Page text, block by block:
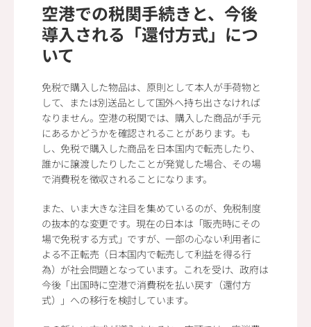
空港での税関手続きと、今後
導入される「還付方式」につ
いて
免税で購入した物品は、原則として本人が手荷物と
して、または別送品として国外へ持ち出さなければ
なりません。空港の税関では、購入した商品が手元
にあるかどうかを確認されることがあります。も
し、免税で購入した商品を日本国内で転売したり、
誰かに譲渡したりしたことが発覚した場合、その場
で消費税を徴収されることになります。
また、いま大きな注目を集めているのが、免税制度
の抜本的な変更です。現在の日本は「販売時にその
場で免税する方式」ですが、一部の心ない利用者に
よる不正転売（日本国内で転売して利益を得る行
為）が社会問題となっています。これを受け、政府は
今後「出国時に空港で消費税を払い戻す（還付方
式）」への移行を検討しています。